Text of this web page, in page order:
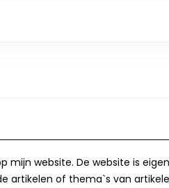
mijn website. De website is
artikelen of thema`s van